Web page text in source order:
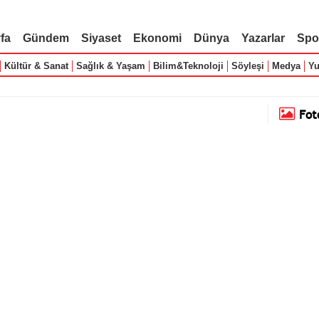
Gündem Siyaset Ekonomi Dünya Yazarlar
Kültür & Sanat Sağlık & Yaşam Bilim&Teknoloji Söyleşi Medya